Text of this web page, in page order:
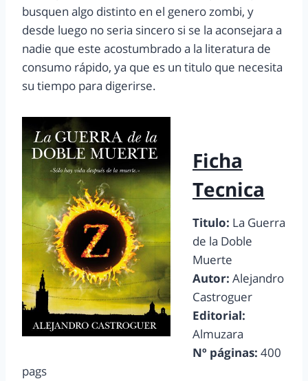
busquen algo distinto en el genero zombi, y
desde luego no seria sincero si se la aconsejara a
nadie que este acostumbrado a la literatura de
consumo rápido, ya que es un titulo que necesita
su tiempo para digerirse.
Ficha
Tecnica
Titulo: La Guerra
de la Doble
Muerte
Autor: Alejandro
Castroguer
Editorial:
Almuzara
Nº páginas: 400
pags